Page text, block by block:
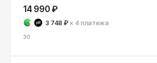
14 990 ₽
3 748 ₽ × 4платежа
30